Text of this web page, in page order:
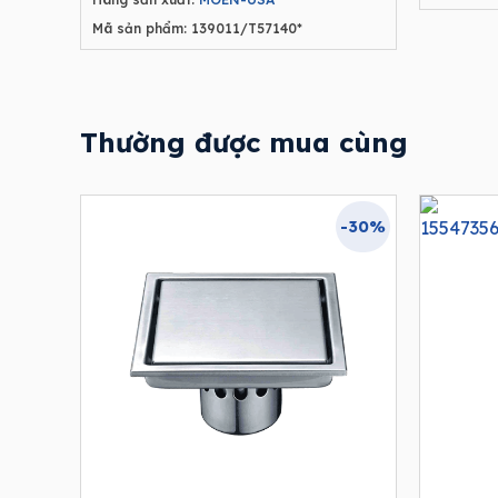
Mã sản phẩm: 139011/T57140*
Thường được mua cùng
-30%